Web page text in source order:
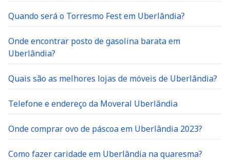
Quando será o Torresmo Fest em Uberlândia?
Onde encontrar posto de gasolina barata em
Uberlândia?
Quais são as melhores lojas de móveis de Uberlândia?
Telefone e endereço da Moveral Uberlândia
Onde comprar ovo de páscoa em Uberlândia 2023?
Como fazer caridade em Uberlândia na quaresma?